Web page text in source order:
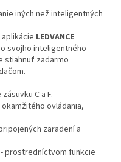
iných než inteligentných
LEDVANCE
svojho inteligentného
stiahnuť zadarmo
C a F.
ovládania,
zaradení a
prostredníctvom funkcie